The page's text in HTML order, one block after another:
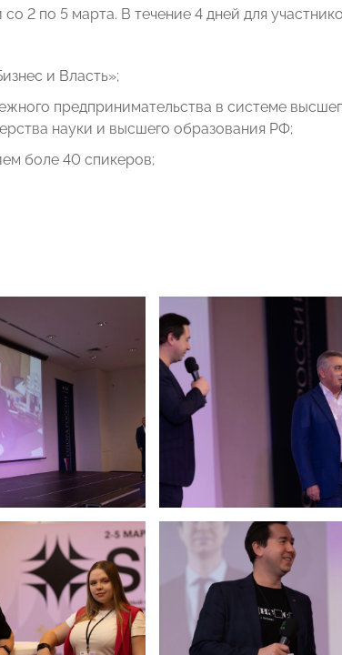
2 по 5 марта. В течение 4 дней для
и Власть»;
предпринимательства в системе
науки и высшего образования РФ;
боле 40 спикеров;